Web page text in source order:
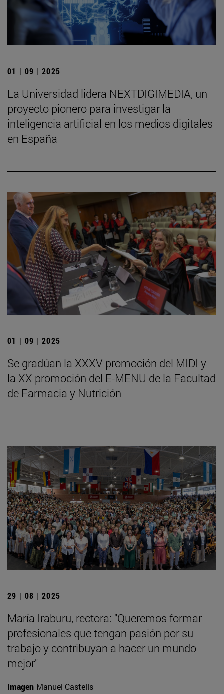
01 | 09 | 2025
La Universidad lidera NEXTDIGIMEDIA, un
proyecto pionero para investigar la
inteligencia artificial en los medios digitales
en España
01 | 09 | 2025
Se gradúan la XXXV promoción del MIDI y
la XX promoción del E-MENU de la Facultad
de Farmacia y Nutrición
29 | 08 | 2025
María Iraburu, rectora: "Queremos formar
profesionales que tengan pasión por su
trabajo y contribuyan a hacer un mundo
mejor"
Imagen Manuel Castells